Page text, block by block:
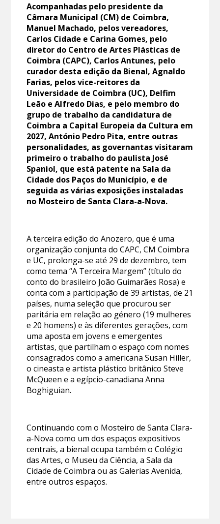
Acompanhadas pelo presidente da
Câmara Municipal (CM) de Coimbra,
Manuel Machado, pelos vereadores,
Carlos Cidade e Carina Gomes, pelo
diretor do Centro de Artes Plásticas de
Coimbra (CAPC), Carlos Antunes, pelo
curador desta edição da Bienal, Agnaldo
Farias, pelos vice-reitores da
Universidade de Coimbra (UC), Delfim
Leão e Alfredo Dias, e pelo membro do
grupo de trabalho da candidatura de
Coimbra a Capital Europeia da Cultura em
2027, António Pedro Pita, entre outras
personalidades, as governantas visitaram
primeiro o trabalho do paulista José
Spaniol, que está patente na Sala da
Cidade dos Paços do Município, e de
seguida as várias exposições instaladas
no Mosteiro de Santa Clara-a-Nova.
A terceira edição do Anozero, que é uma
organização conjunta do CAPC, CM Coimbra
e UC, prolonga-se até 29 de dezembro, tem
como tema “A Terceira Margem” (título do
conto do brasileiro João Guimarães Rosa) e
conta com a participação de 39 artistas, de 21
países, numa seleção que procurou ser
paritária em relação ao género (19 mulheres
e 20 homens) e às diferentes gerações, com
uma aposta em jovens e emergentes
artistas, que partilham o espaço com nomes
consagrados como a americana Susan Hiller,
o cineasta e artista plástico britânico Steve
McQueen e a egípcio-canadiana Anna
Boghiguian.
Continuando com o Mosteiro de Santa Clara-
a-Nova como um dos espaços expositivos
centrais, a bienal ocupa também o Colégio
das Artes, o Museu da Ciência, a Sala da
Cidade de Coimbra ou as Galerias Avenida,
entre outros espaços.